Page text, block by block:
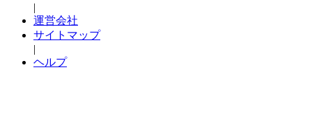
|
運営会社
サイトマップ
|
ヘルプ